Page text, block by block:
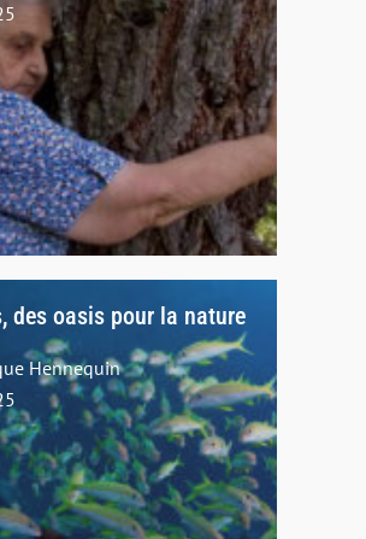
des oasis pour la nature
Hennequin